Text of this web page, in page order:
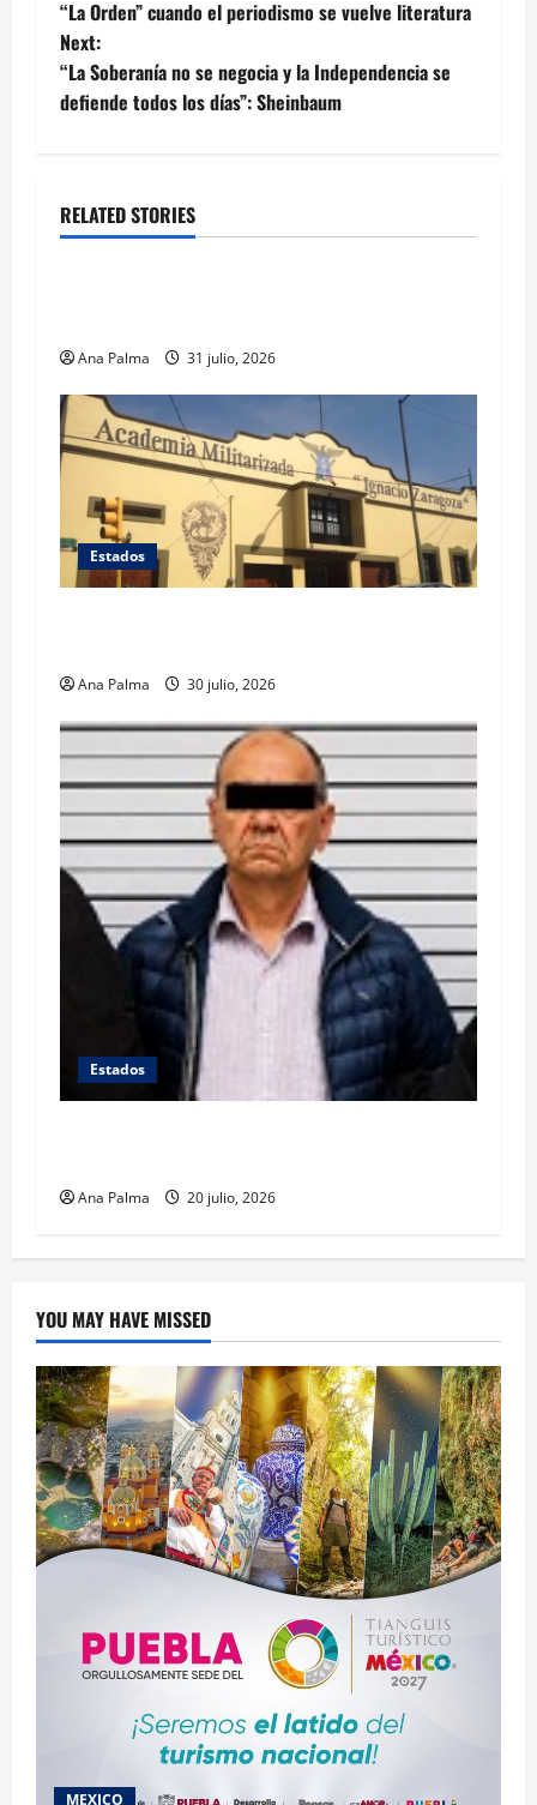
navigation
“La Orden” cuando el periodismo se vuelve literatura
Next:
“La Soberanía no se negocia y la Independencia se
defiende todos los días”: Sheinbaum
RELATED STORIES
Estados
Ana Palma 31 julio, 2026
Estados
Ana Palma 30 julio, 2026
Estados
Ana Palma 20 julio, 2026
YOU MAY HAVE MISSED
MEXICO